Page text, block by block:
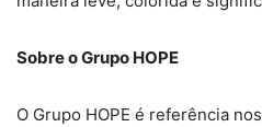
Sobre o Grupo HOPE
O Grupo HOPE é referência